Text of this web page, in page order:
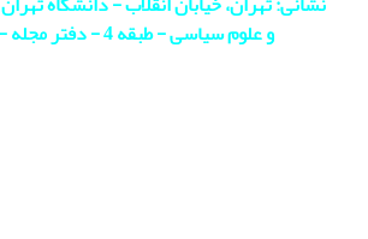
و علوم سیاسی - طبقه 4 - دفتر مجله - اتاق 413